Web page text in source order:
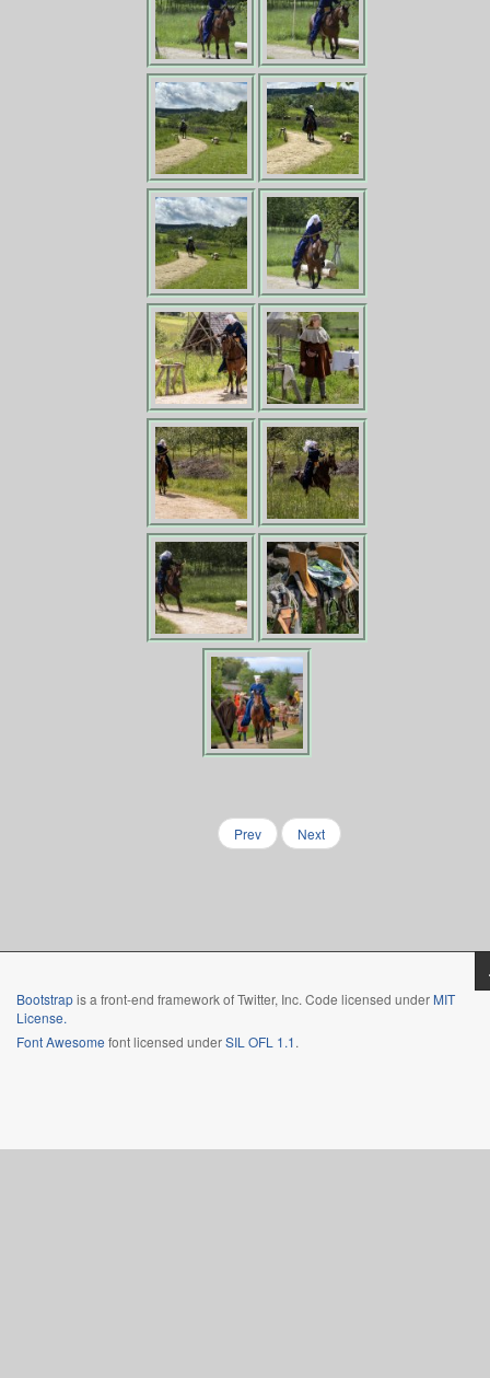
Prev Next
Bootstrapis a front-end framework of Twitter, Inc. Code licensed under MIT
License.
Font Awesome font licensed underSIL OFL 1.1.